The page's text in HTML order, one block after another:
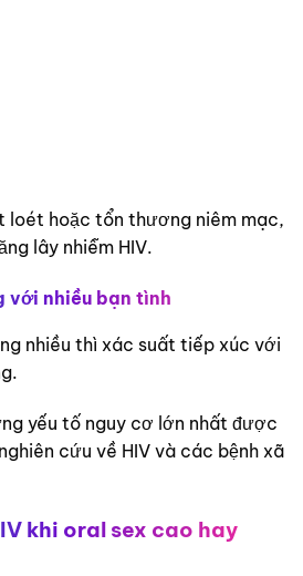
loét hoặc tổn thương niêm mạc,
lây nhiễm HIV.
với nhiều bạn tình
nhiều thì xác suất tiếp xúc với
yếu tố nguy cơ lớn nhất được
cứu về HIV và các bệnh xã
khi oral sex cao hay